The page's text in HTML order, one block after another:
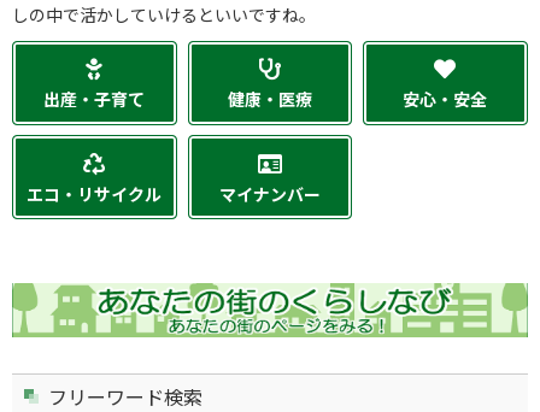
しの中で活かしていけるといいですね。
出産・子育て 健康・医療 安心・安全
エコ・リサイクル マイナンバー
フリーワード検索